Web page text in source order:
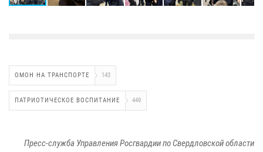
ОМОН НА ТРАНСПОРТЕ 143
ПАТРИОТИЧЕСКОЕ ВОСПИТАНИЕ 449
Пресс-служба Управления Росгвардии по Свердловской области